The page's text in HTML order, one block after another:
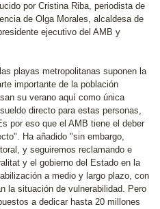
por Cristina Riba, periodista de
de Olga Morales, alcaldesa de
ejecutivo del AMB y
playas metropolitanas suponen la
importante de la población
su verano aquí como única
directo para estas personas,
por eso que el AMB tiene el deber
Ha añadido "sin embargo,
y seguiremos reclamando e
y el gobierno del Estado en la
a medio y largo plazo, con
la situación de vulnerabilidad. Pero
a dedicar hasta 20 millones